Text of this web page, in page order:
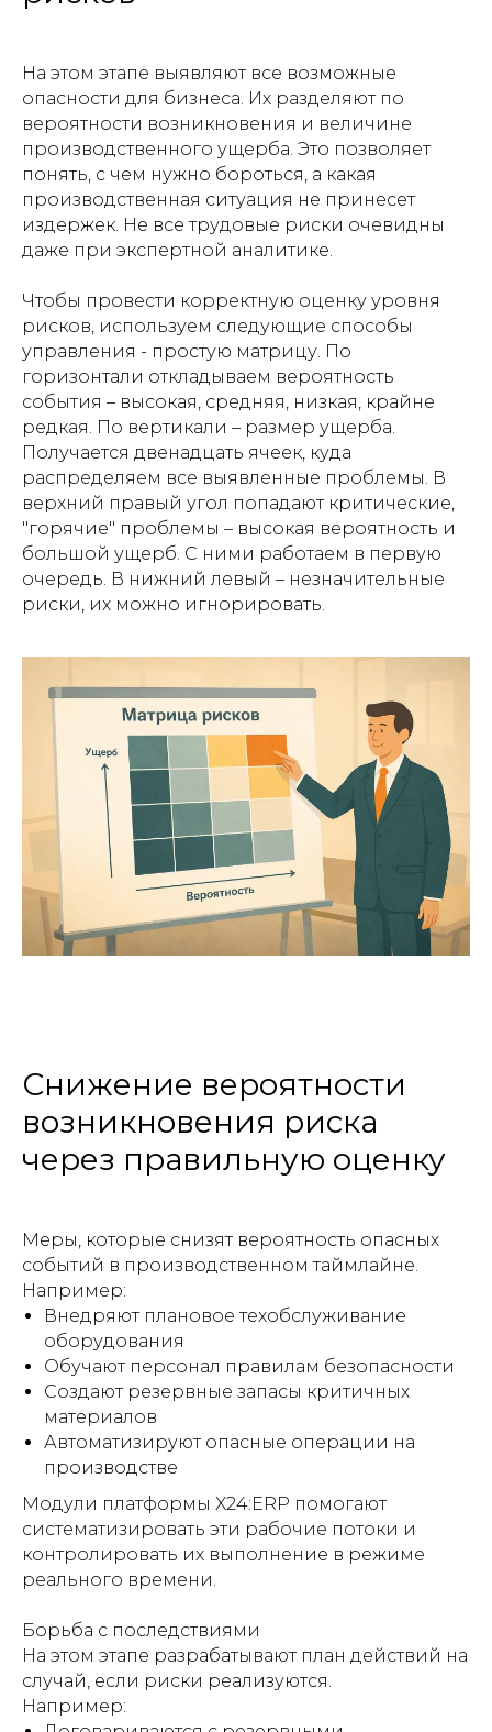
На этом этапе выявляют все возможные
опасности для бизнеса. Их разделяют по
вероятности возникновения и величине
производственного ущерба. Это позволяет
понять, с чем нужно бороться, а какая
производственная ситуация не принесет
издержек. Не все трудовые риски очевидны
даже при экспертной аналитике.
Чтобы провести корректную оценку уровня
рисков, используем следующие способы
управления - простую матрицу. По
горизонтали откладываем вероятность
события – высокая, средняя, низкая, крайне
редкая. По вертикали – размер ущерба.
Получается двенадцать ячеек, куда
распределяем все выявленные проблемы. В
верхний правый угол попадают критические,
"горячие" проблемы – высокая вероятность и
большой ущерб. С ними работаем в первую
очередь. В нижний левый – незначительные
риски, их можно игнорировать.
Снижение вероятности
возникновения риска
через правильную оценку
Меры, которые снизят вероятность опасных
событий в производственном таймлайне.
Например:
Внедряют плановое техобслуживание
оборудования
Обучают персонал правилам безопасности
Создают резервные запасы критичных
материалов
Автоматизируют опасные операции на
производстве
Модули платформы X24:ERP помогают
систематизировать эти рабочие потоки и
контролировать их выполнение в режиме
реального времени.
Борьба с последствиями
На этом этапе разрабатывают план действий на
случай, если риски реализуются.
Например: